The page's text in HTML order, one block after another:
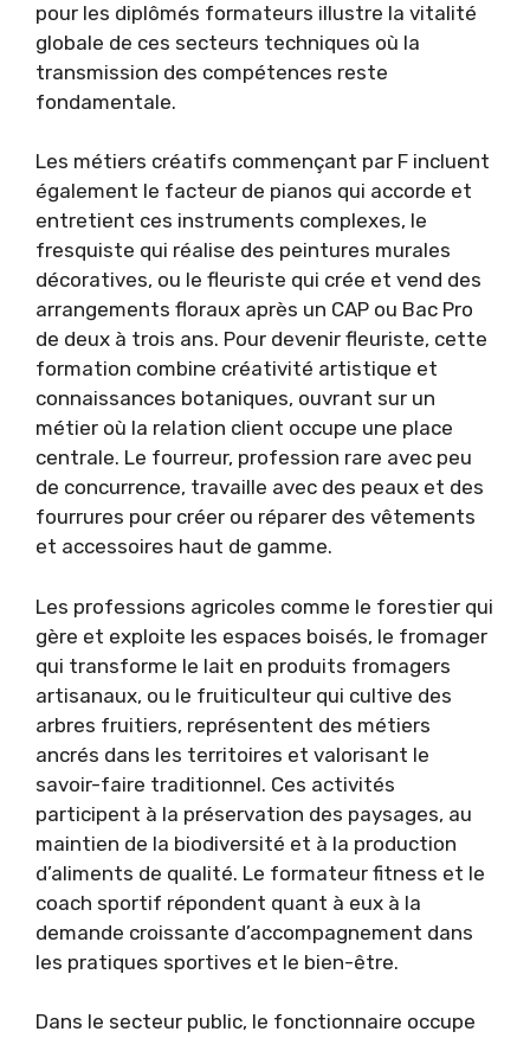
pour les diplômés formateurs illustre la vitalité
globale de ces secteurs techniques où la
transmission des compétences reste
fondamentale.
Les métiers créatifs commençant par F incluent
également le facteur de pianos qui accorde et
entretient ces instruments complexes, le
fresquiste qui réalise des peintures murales
décoratives, ou le fleuriste qui crée et vend des
arrangements floraux après un CAP ou Bac Pro
de deux à trois ans. Pour devenir fleuriste, cette
formation combine créativité artistique et
connaissances botaniques, ouvrant sur un
métier où la relation client occupe une place
centrale. Le fourreur, profession rare avec peu
de concurrence, travaille avec des peaux et des
fourrures pour créer ou réparer des vêtements
et accessoires haut de gamme.
Les professions agricoles comme le forestier qui
gère et exploite les espaces boisés, le fromager
qui transforme le lait en produits fromagers
artisanaux, ou le fruiticulteur qui cultive des
arbres fruitiers, représentent des métiers
ancrés dans les territoires et valorisant le
savoir-faire traditionnel. Ces activités
participent à la préservation des paysages, au
maintien de la biodiversité et à la production
d’aliments de qualité. Le formateur fitness et le
coach sportif répondent quant à eux à la
demande croissante d’accompagnement dans
les pratiques sportives et le bien-être.
Dans le secteur public, le fonctionnaire occupe